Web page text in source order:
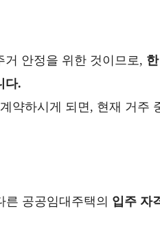
안정을 위한 것이므로,
다.
약하시게 되면, 현재 거주
공공임대주택의 입주 자